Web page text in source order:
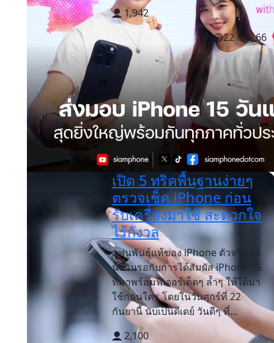
1,942
22 ก.ย. 66
เปิด 5 ทริคพื้นฐานง่ายๆ
ตรวจเช็ค iPhone ก่อน
รับเครื่องมาใช้ สะดวกใจ
ไร้กังวล
แฟนพันธุ์แท้ของ iPhone ตัวจริง คง
นับวันรอกับการได้สัมผัส iPhone 15
ที่มาพร้อมฟีเจอร์เด็ดๆ ล้ำๆ ให้ได้มา
ใช้ก่อนใคร โดยในวันศุกร์ที่ 22
กันยานี้ นับเป็นดีเดย์ วันดีๆ ที่...
2,100